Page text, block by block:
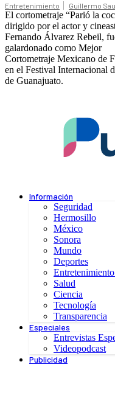
Entretenimiento Guillermo
El cortometraje “Parió la
dirigido por el actor y
Fernando Álvarez Rebeil,
galardonado como Mejor
Cortometraje Mexicano de
en el Festival Internacional
de Guanajuato.
Información
Seguridad
Hermosillo
México
Sonora
Mundo
Deportes
Salud
Ciencia
Tecnología
Transparencia
Especiales
Entrevistas
Videopodcast
Publicidad